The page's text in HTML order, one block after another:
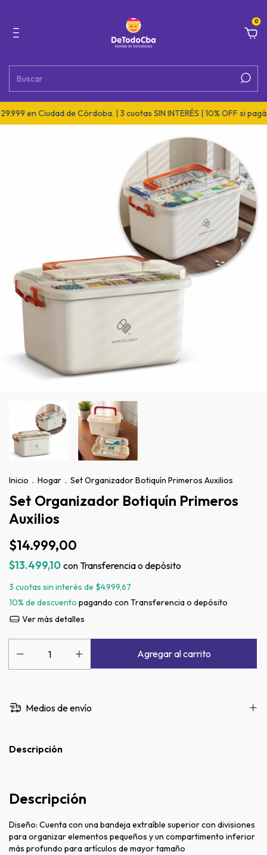
0
en Ciudad de Córdoba. | 3 cuotas SIN INTERÉS | 10% OFF si pagás
Inicio . Hogar . Set Organizador Botiquín Primeros Auxilios
Set Organizador Botiquín Primeros
Auxilios
$14.999,00
$13.499,10 conTransferencia o depósito
3 cuotas sin interés de $4.999,67
10% de descuento pagando con Transferencia o depósito
Ver más detalles
Medios de envío
Descripción
Descripción
Diseño: Cuenta con una bandeja extraíble superior con divisiones
para organizar elementos pequeños y un compartimento inferior
más profundo para artículos de mayor tamaño